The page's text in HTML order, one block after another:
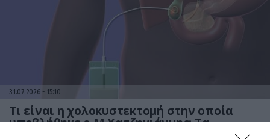
31.07.2026 15:10
Τι είναι η χολοκυστεκτομή στην οποία
υποβλήθηκε ο Μ.Χατζηγιάννης: Tα
συμπτώματα που οδηγούν στην επέμβαση